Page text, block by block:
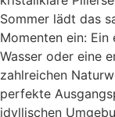
Sommer lädt das
Momenten ein:
Wasser oder eine
zahlreichen
perfekte
idyllischen